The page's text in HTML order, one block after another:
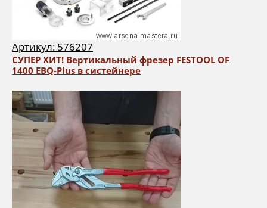
Артикул: 576207
СУПЕР ХИТ! Вертикальный фрезер FESTOOL OF
1400 EBQ-Plus в систейнере